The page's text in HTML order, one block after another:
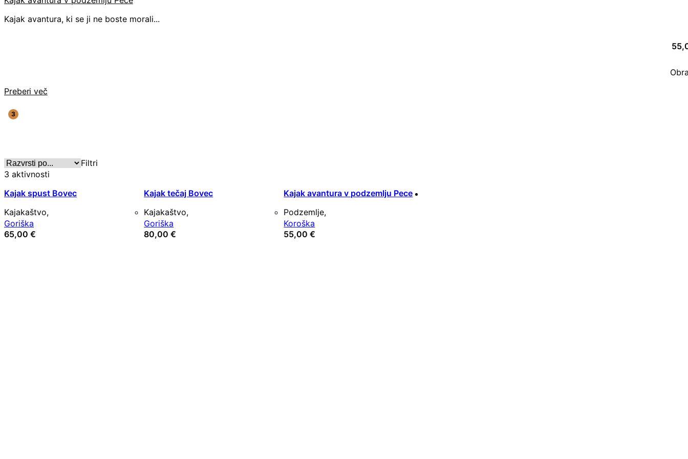
Kajak avantura, ki se ji ne boste morali...
Preberi več
Filtri
3 aktivnosti
Kajak spust Bovec
Kajakaštvo,
Goriška
65,00 €
Kajak tečaj Bovec
Kajakaštvo,
Goriška
80,00€
Kajak avantura v podzemlju Pece
Podzemlje,
Koroška
55,00€